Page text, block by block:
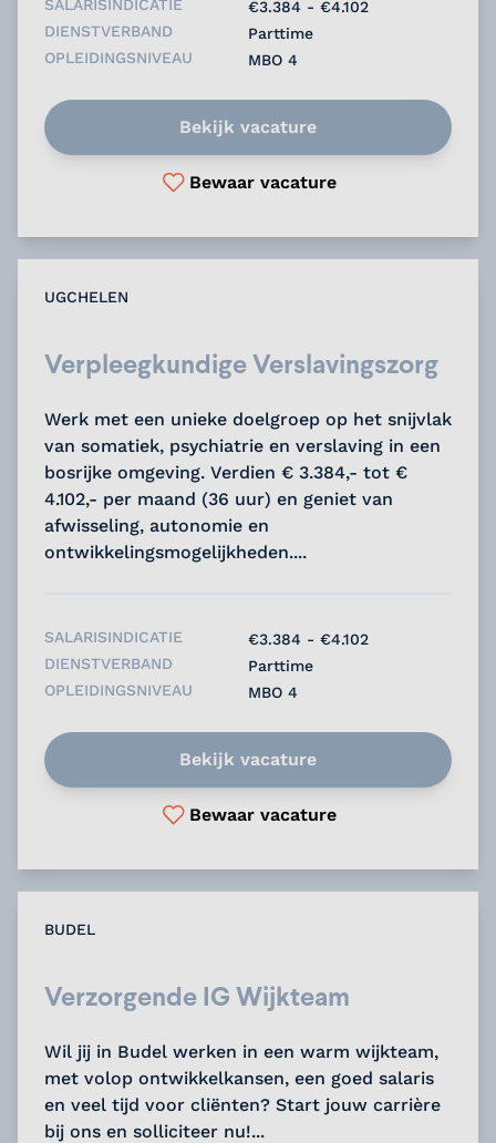
SALARISINDICATIE
€3.384 - €4.102
DIENSTVERBAND
Parttime
OPLEIDINGSNIVEAU
MBO 4
Bekijk vacature
Bewaar vacature
UGCHELEN
Verpleegkundige Verslavingszorg
Werk met een unieke doelgroep op het snijvlak
van somatiek, psychiatrie en verslaving in een
bosrijke omgeving. Verdien € 3.384,- tot €
4.102,- per maand (36 uur) en geniet van
afwisseling, autonomie en
ontwikkelingsmogelijkheden....
SALARISINDICATIE
€3.384 - €4.102
DIENSTVERBAND
Parttime
OPLEIDINGSNIVEAU
MBO 4
Bekijk vacature
Bewaar vacature
BUDEL
Verzorgende IG Wijkteam
Wil jij in Budel werken in een warm wijkteam,
met volop ontwikkelkansen, een goed salaris
en veel tijd voor cliënten? Start jouw carrière
bij ons en solliciteer nu!...